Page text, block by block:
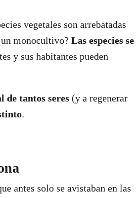
vegetales son arrebatadas
monocultivo? Las especies se
y sus habitantes pueden
de tantos seres (y a regenerar
.
antes solo se avistaban en las